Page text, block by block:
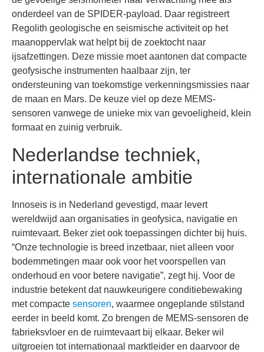
onderdeel van de SPIDER-payload. Daar registreert
Regolith geologische en seismische activiteit op het
maanoppervlak wat helpt bij de zoektocht naar
ijsafzettingen. Deze missie moet aantonen dat compacte
geofysische instrumenten haalbaar zijn, ter
ondersteuning van toekomstige verkenningsmissies naar
de maan en Mars. De keuze viel op deze MEMS-
sensoren vanwege de unieke mix van gevoeligheid, klein
formaat en zuinig verbruik.
Nederlandse techniek,
internationale ambitie
Innoseis is in Nederland gevestigd, maar levert
wereldwijd aan organisaties in geofysica, navigatie en
ruimtevaart. Beker ziet ook toepassingen dichter bij huis.
“Onze technologie is breed inzetbaar, niet alleen voor
bodemmetingen maar ook voor het voorspellen van
onderhoud en voor betere navigatie”, zegt hij. Voor de
industrie betekent dat nauwkeurigere conditiebewaking
met compacte sensoren, waarmee ongeplande stilstand
eerder in beeld komt. Zo brengen de MEMS-sensoren de
fabrieksvloer en de ruimtevaart bij elkaar. Beker wil
uitgroeien tot internationaal marktleider en daarvoor de